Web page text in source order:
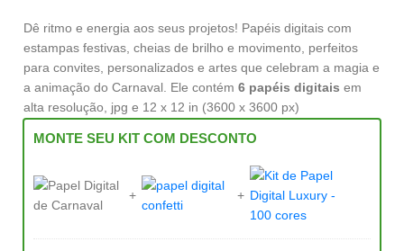
Dê ritmo e energia aos seus projetos! Papéis digitais com
estampas festivas, cheias de brilho e movimento, perfeitos
para convites, personalizados e artes que celebram a magia e
a animação do Carnaval. Ele contém 6 papéis digitais em
alta resolução, jpg e 12 x 12 in (3600 x 3600 px)
MONTE SEU KIT COM DESCONTO